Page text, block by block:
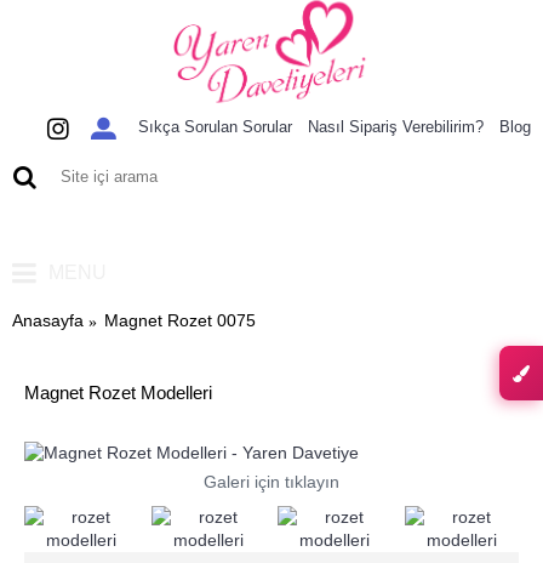
Sıkça Sorulan Sorular Nasıl Sipariş Verebilirim? Blog
Anasayfa Magnet Rozet 0075
Magnet Rozet Modelleri
Galeri için tıklayın